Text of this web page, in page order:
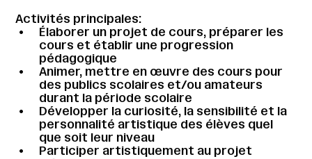
Activités principales:
Élaborer un projet de cours, préparer les
cours et établir une progression
pédagogique
Animer, mettre en œuvre des cours pour
des publics scolaires et/ou amateurs
durant la période scolaire
Développer la curiosité, la sensibilité et la
personnalité artistique des élèves quel
que soit leur niveau
Participer artistiquement au projet